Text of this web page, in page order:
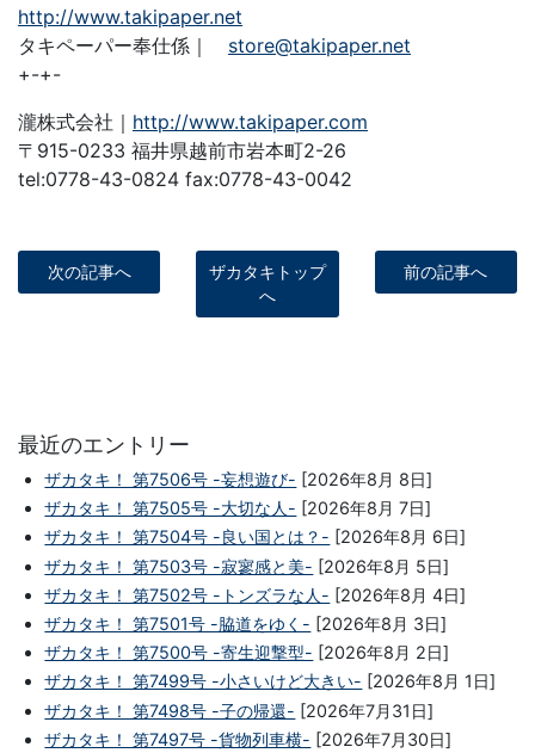
http://www.takipaper.net
タキペーパー奉仕係｜ store@takipaper.net
+-+-
瀧株式会社｜ http://www.takipaper.com
〒915-0233 福井県越前市岩本町2-26
tel:0778-43-0824 fax:0778-43-0042
次の記事へ
ザカタキトップ
へ
前の記事へ
最近のエントリー
ザカタキ！ 第7506号 -妄想遊び- [2026年8月 8日]
ザカタキ！ 第7505号 -大切な人- [2026年8月 7日]
ザカタキ！ 第7504号 -良い国とは？- [2026年8月 6日]
ザカタキ！ 第7503号 -寂寥感と美- [2026年8月 5日]
ザカタキ！ 第7502号 -トンズラな人- [2026年8月 4日]
ザカタキ！ 第7501号 -脇道をゆく- [2026年8月 3日]
ザカタキ！ 第7500号 -寄生迎撃型- [2026年8月 2日]
ザカタキ！ 第7499号 -小さいけど大きい- [2026年8月 1日]
ザカタキ！ 第7498号 -子の帰還- [2026年7月31日]
ザカタキ！ 第7497号 -貨物列車横- [2026年7月30日]